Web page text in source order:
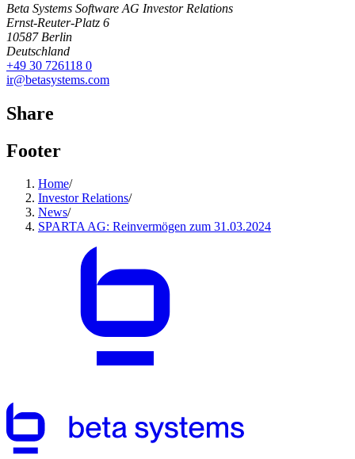
Beta Systems Software AG Investor Relations
Ernst-Reuter-Platz 6
10587 Berlin
Deutschland
+49 30 726118 0
ir@betasystems.com
Share
Footer
Home/
Investor Relations/
News/
SPARTA AG: Reinvermögen zum 31.03.2024